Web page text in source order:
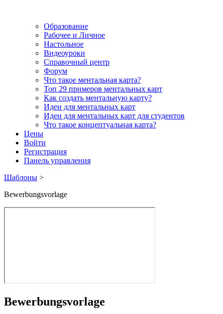
Образование
Рабочее и Личное
Настольное
Видеоуроки
Справочный центр
Форум
Что такое ментальная карта?
Топ 29 примеров ментальных карт
Как создать ментальную карту?
Идеи для ментальных карт
Идеи для ментальных карт для студентов
Что такое концептуальная карта?
Цены
Войти
Регистрация
Панель управления
Шаблоны >
Bewerbungsvorlage
Bewerbungsvorlage